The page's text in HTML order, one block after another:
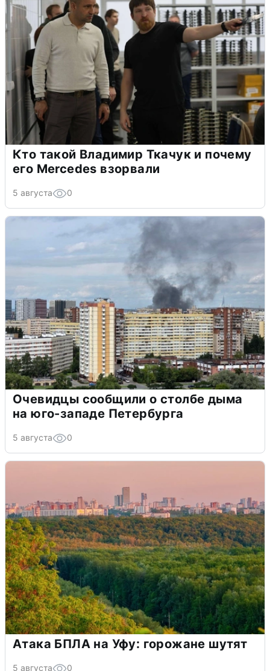
Кто такой Владимир Ткачук и почему
его Mercedes взорвали
5 августа 0
Очевидцы сообщили о столбе дыма
на юго-западе Петербурга
5 августа 0
Атака БПЛА на Уфу: горожане шутят
5 августа 0